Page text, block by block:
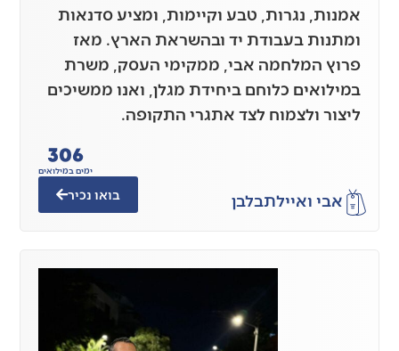
אמנות, נגרות, טבע וקיימות, ומציע סדנאות
ומתנות בעבודת יד ובהשראת הארץ. מאז
פרוץ המלחמה אבי, ממקימי העסק, משרת
במילואים כלוחם ביחידת מגלן, ואנו ממשיכים
ליצור ולצמוח לצד אתגרי התקופה.
אבי ואיילתבלבן
ימים במילואים
306
בואו נכיר